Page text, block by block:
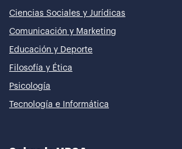
Ciencias Sociales y Jurídicas
Comunicación y Marketing
Educación y Deporte
Filosofía y Ética
Psicología
Tecnología e Informática